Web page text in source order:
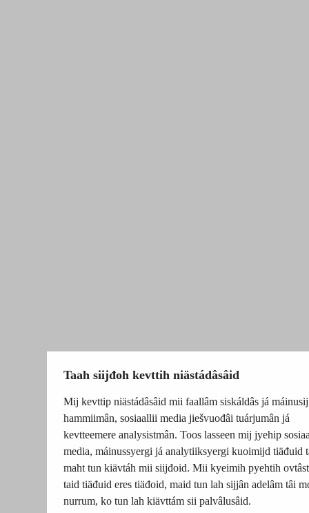
Taah siijđoh kevttih niästádâsâid
Mij kevttip niästádâsâid mii faallâm siskáldâs já máinusij
hammiimân, sosiaallii media jiešvuođâi tuárjumân já
kevtteemere analysistmân. Toos lasseen mij jyehip
media, máinussyergi já analytiiksyergi kuoimijd tiäđuid
maht tun kiävtáh mii siijđoid. Mii kyeimih pyehtih
taid tiäđuid eres tiäđoid, maid tun lah sijjân adelâm tâi
nurrum, ko tun lah kiävttám sii palvâlusâid.